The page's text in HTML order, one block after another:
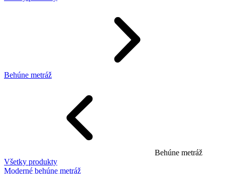
Behúne metráž
Behúne metráž
Všetky produkty
Moderné behúne metráž